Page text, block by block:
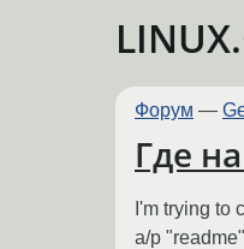
Форум —
Где
I'm trying to
a/p